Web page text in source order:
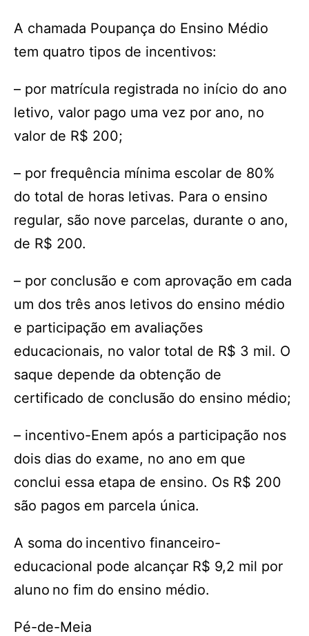
A chamada Poupança do Ensino Médio
tem quatro tipos de incentivos:
– por matrícula registrada no início do ano
letivo, valor pago uma vez por ano, no
valor de R$ 200;
– por frequência mínima escolar de 80%
do total de horas letivas. Para o ensino
regular, são nove parcelas, durante o ano,
de R$ 200.
– por conclusão e com aprovação em cada
um dos três anos letivos do ensino médio
e participação em avaliações
educacionais, no valor total de R$ 3 mil. O
saque depende da obtenção de
certificado de conclusão do ensino médio;
– incentivo-Enem após a participação nos
dois dias do exame, no ano em que
conclui essa etapa de ensino. Os R$ 200
são pagos em parcela única.
A soma do incentivo financeiro-
educacional pode alcançar R$ 9,2 mil por
aluno no fim do ensino médio.
Pé-de-Meia